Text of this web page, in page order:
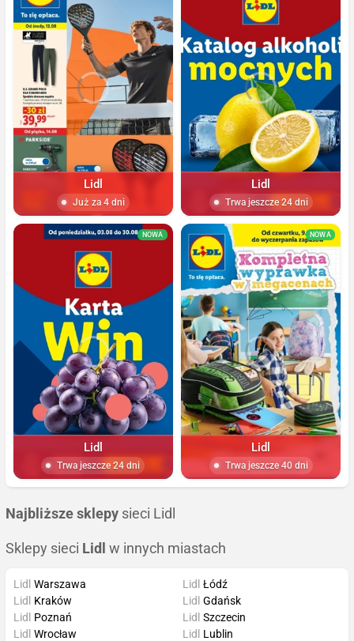
Lidl
Już za 4 dni
Lidl
Trwa jeszcze 24 dni
NOWA
Lidl
Trwa jeszcze 24 dni
NOWA
Lidl
Trwa jeszcze 40 dni
Najbliższe sklepy sieci Lidl
Sklepy sieci Lidl w innych miastach
Lidl Warszawa
Lidl
Kraków
Lidl
Poznań
Lidl Wrocław
Lidl Łódź
Lidl Gdańsk
Lidl Szczecin
Lidl
Lublin